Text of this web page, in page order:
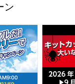
ン